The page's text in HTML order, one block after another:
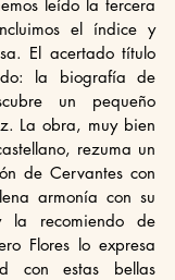
leído la tercera
el índice y
El acertado título
la biografía de
un pequeño
La obra, muy bien
rezuma un
de Cervantes con
armonía con su
recomiendo de
Flores lo expresa
con estas bellas